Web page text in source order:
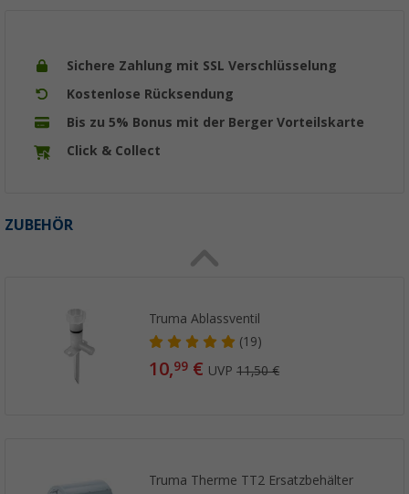
Sichere Zahlung mit SSL Verschlüsselung
Kostenlose Rücksendung
Bis zu 5% Bonus mit der Berger Vorteilskarte
Click & Collect
ZUBEHÖR
Truma Ablassventil
(19)
10,99 € UVP11,50 €
Truma Therme TT2 Ersatzbehälter